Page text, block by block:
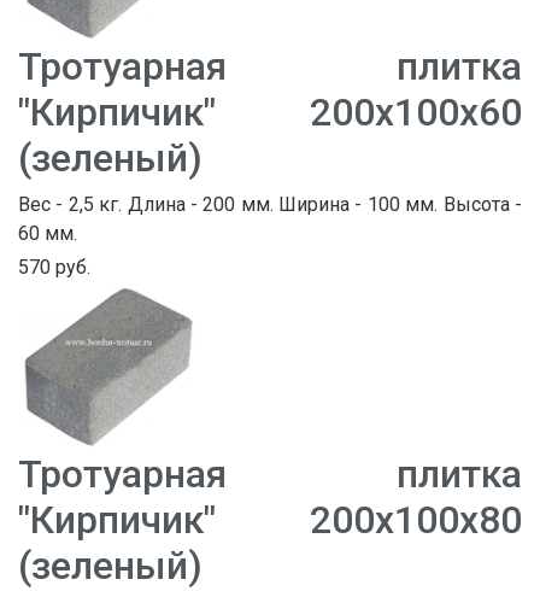
Тротуарная плитка
"Кирпичик" 200х100х60
(зеленый)
Вес - 2,5 кг. Длина - 200 мм. Ширина - 100 мм. Высота -
60 мм.
570 руб.
Тротуарная плитка
"Кирпичик" 200х100х80
(зеленый)